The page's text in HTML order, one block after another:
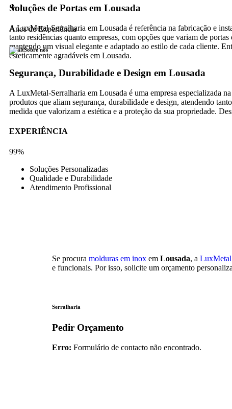
Soluções de Portas em Lousada
A LuxMetal-Serralharia em Lousada é referência na fabricação e
tanto residências quanto empresas, com opções que variam de
mantendo um visual elegante e adaptado ao estilo de cada cliente.
esteticamente agradáveis em Lousada.
+
Anos de Experiência
Sobre nós
Segurança, Durabilidade e Design em Lousada
A LuxMetal-Serralharia em Lousada é uma empresa especializada
produtos que aliam segurança, durabilidade e design, atendendo
medida que valorizam a estética e a proteção da sua propriedade.
EXPERIÊNCIA
99%
Soluções Personalizadas
Qualidade e Durabilidade
Atendimento Profissional
Se procura molduras em inox em Lousada, a LuxMetal
e funcionais. Por isso, solicite um orçamento
Serralharia
Pedir Orçamento
Erro: Formulário de contacto não encontrado.